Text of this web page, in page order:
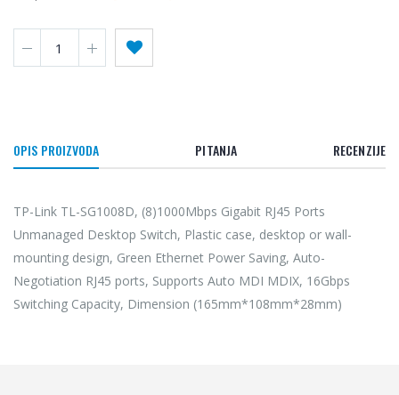
OPIS PROIZVODA PITANJA RECENZIJE
TP-Link TL-SG1008D, (8)1000Mbps Gigabit RJ45 Ports
Unmanaged Desktop Switch, Plastic case, desktop or wall-
mounting design, Green Ethernet Power Saving, Auto-
Negotiation RJ45 ports, Supports Auto MDI MDIX, 16Gbps
Switching Capacity, Dimension (165mm*108mm*28mm)